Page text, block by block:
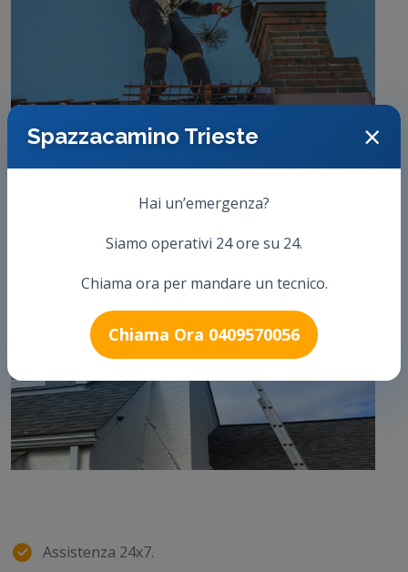
Spazzacamino Trieste ×
Hai un’emergenza?
Siamo operativi 24 ore su 24.
Chiama ora per mandare un tecnico.
Chiama Ora 0409570056
Assistenza 24x7.